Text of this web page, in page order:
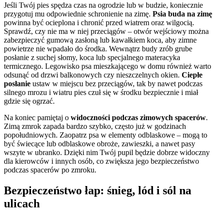
Jeśli Twój pies spędza czas na ogrodzie lub w budzie, koniecznie
przygotuj mu odpowiednie schronienie na zimę. Psia buda na zimę
powinna być ocieplona i chronić przed wiatrem oraz wilgocią.
Sprawdź, czy nie ma w niej przeciągów – otwór wejściowy można
zabezpieczyć gumową zasłoną lub kawałkiem koca, aby zimne
powietrze nie wpadało do środka. Wewnątrz budy zrób grube
posłanie z suchej słomy, koca lub specjalnego materacyka
termicznego. Legowisko psa mieszkającego w domu również warto
odsunąć od drzwi balkonowych czy nieszczelnych okien. Ciepłe
posłanie ustaw w miejscu bez przeciągów, tak by nawet podczas
silnego mrozu i wiatru pies czuł się w środku bezpiecznie i miał
gdzie się ogrzać.
Na koniec pamiętaj o widoczności podczas zimowych spacerów.
Zimą zmrok zapada bardzo szybko, często już w godzinach
popołudniowych. Zaopatrz psa w elementy odblaskowe – mogą to
być świecące lub odblaskowe obroże, zawieszki, a nawet pasy
wszyte w ubranko. Dzięki nim Twój pupil będzie dobrze widoczny
dla kierowców i innych osób, co zwiększa jego bezpieczeństwo
podczas spacerów po zmroku.
Bezpieczeństwo łap: śnieg, lód i sól na
ulicach